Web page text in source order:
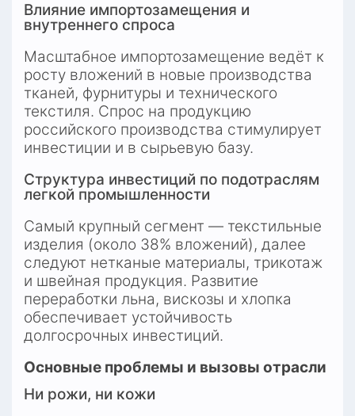
Влияние импортозамещения и
внутреннего спроса
Масштабное импортозамещение ведёт к
росту вложений в новые производства
тканей, фурнитуры и технического
текстиля. Спрос на продукцию
российского производства стимулирует
инвестиции и в сырьевую базу.
Структура инвестиций по подотраслям
легкой промышленности
Самый крупный сегмент — текстильные
изделия (около 38% вложений), далее
следуют нетканые материалы, трикотаж
и швейная продукция. Развитие
переработки льна, вискозы и хлопка
обеспечивает устойчивость
долгосрочных инвестиций.
Основные проблемы и вызовы отрасли
Ни рожи, ни кожи